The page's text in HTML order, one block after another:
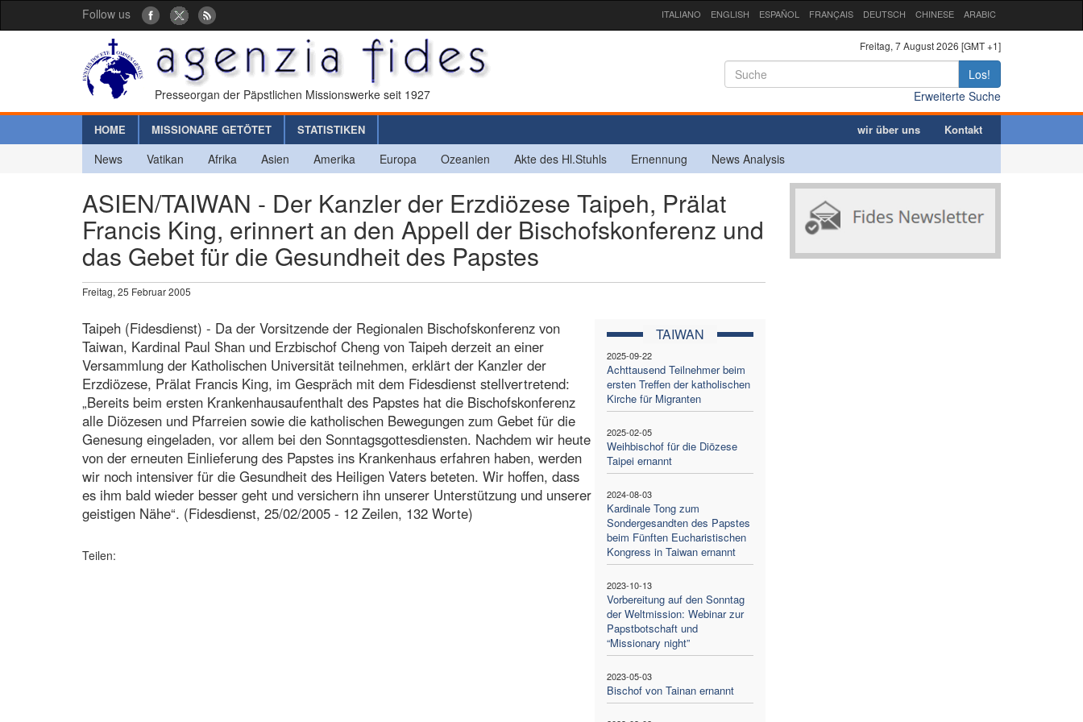
Follow us ITALIANO ENGLISH ESPAÑOL FRANÇAIS DEUTSCH CHINESE ARABIC
Presseorgan der Päpstlichen Missionswerke seit 1927
Freitag, 7 August 2026 [GMT +1]
Los!
Erweiterte Suche
HOME MISSIONARE GETÖTET STATISTIKEN wir über uns Kontakt
News Vatikan Afrika Asien Amerika Europa Ozeanien Akte des Hl.Stuhls Ernennung News Analysis
ASIEN/TAIWAN - Der Kanzler der Erzdiözese Taipeh, Prälat
Francis King, erinnert an den Appell der Bischofskonferenz und
das Gebet für die Gesundheit des Papstes
Freitag, 25 Februar 2005
TAIWAN
2025-09-22
Achttausend Teilnehmer beim
ersten Treffen der katholischen
Kirche für Migranten
2025-02-05
Weihbischof für die Diözese
Taipei ernannt
2024-08-03
Kardinale Tong zum
Sondergesandten des Papstes
beim Fünften Eucharistischen
Kongress in Taiwan ernannt
2023-10-13
Vorbereitung auf den Sonntag
der Weltmission: Webinar zur
Papstbotschaft und
“Missionary night”
2023-05-03
Bischof von Tainan ernannt
Taipeh (Fidesdienst) - Da der Vorsitzende der Regionalen Bischofskonferenz von
Taiwan, Kardinal Paul Shan und Erzbischof Cheng von Taipeh derzeit an einer
Versammlung der Katholischen Universität teilnehmen, erklärt der Kanzler der
Erzdiözese, Prälat Francis King, im Gespräch mit dem Fidesdienst stellvertretend:
„Bereits beim ersten Krankenhausaufenthalt des Papstes hat die Bischofskonferenz
alle Diözesen und Pfarreien sowie die katholischen Bewegungen zum Gebet für die
Genesung eingeladen, vor allem bei den Sonntagsgottesdiensten. Nachdem wir heute
von der erneuten Einlieferung des Papstes ins Krankenhaus erfahren haben, werden
wir noch intensiver für die Gesundheit des Heiligen Vaters beteten. Wir hoffen, dass
es ihm bald wieder besser geht und versichern ihn unserer Unterstützung und unserer
geistigen Nähe“. (Fidesdienst, 25/02/2005 - 12 Zeilen, 132 Worte)
Teilen: